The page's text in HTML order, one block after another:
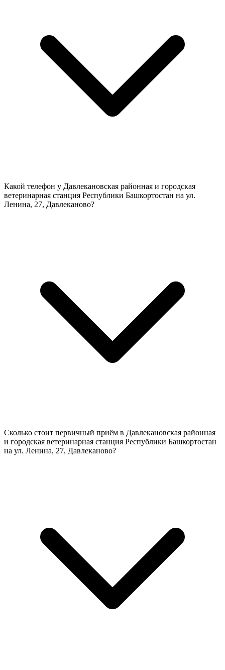
Какой телефон у Давлекановская районная и городская
ветеринарная станция Республики Башкортостан на ул.
Ленина, 27, Давлеканово?
Сколько стоит первичный приём в Давлекановская районная
и городская ветеринарная станция Республики Башкортостан
на ул. Ленина, 27, Давлеканово?